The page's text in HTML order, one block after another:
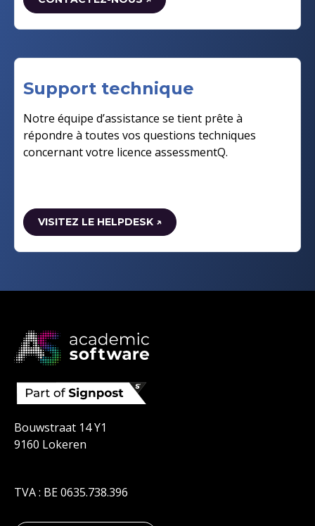
Support technique
Notre équipe d’assistance se tient prête à
répondre à toutes vos questions techniques
concernant votre licence assessmentQ.
VISITEZ LE HELPDESK ↗
Bouwstraat 14 Y1
9160 Lokeren
TVA : BE 0635.738.396